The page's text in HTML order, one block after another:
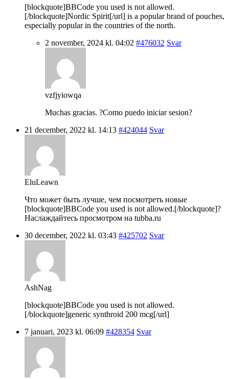
[blockquote]BBCode you used is not allowed.
[/blockquote]Nordic Spirit[/url] is a popular brand of pouches,
especially popular in the countries of the north.
2 november, 2024 kl. 04:02 #476032 Svar
vzfjyiowqa
Muchas gracias. ?Como puedo iniciar sesion?
21 december, 2022 kl. 14:13 #424044 Svar
EluLeawn
Что может быть лучше, чем посмотреть новые
[blockquote]BBCode you used is not allowed.[/blockquote]?
Наслаждайтесь просмотром на tubba.ru
30 december, 2022 kl. 03:43 #425702 Svar
AshNag
[blockquote]BBCode you used is not allowed.
[/blockquote]generic synthroid 200 mcg[/url]
7 januari, 2023 kl. 06:09 #428354 Svar